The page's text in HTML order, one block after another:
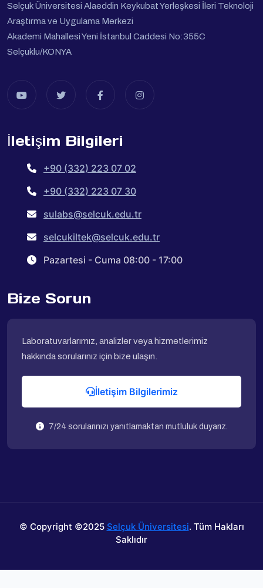
Selçuk Üniversitesi Alaeddin Keykubat Yerleşkesi İleri Teknoloji
Araştırma ve Uygulama Merkezi
Akademi Mahallesi Yeni İstanbul Caddesi No:355C
Selçuklu/KONYA
İletişim Bilgileri
+90 (332) 223 07 02
+90 (332) 223 07 30
sulabs@selcuk.edu.tr
selcukiltek@selcuk.edu.tr
Pazartesi - Cuma 08:00 - 17:00
Bize Sorun
Laboratuvarlarımız, analizler veya hizmetlerimiz
hakkında sorularınız için bize ulaşın.
İletişim Bilgilerimiz
7/24 sorularınızı yanıtlamaktan mutluluk duyarız.
© Copyright ©2025 Selçuk Üniversitesi. Tüm Hakları
Saklıdır